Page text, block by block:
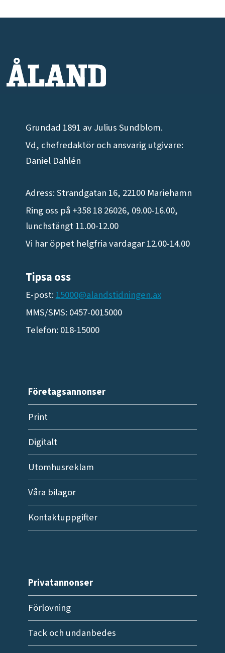
Grundad 1891 av Julius Sundblom.
Vd, chefredaktör och ansvarig utgivare:
Daniel Dahlén
Adress: Strandgatan 16, 22100 Mariehamn
Ring oss på +358 18 26026, 09.00-16.00,
lunchstängt 11.00-12.00
Vi har öppet helgfria vardagar 12.00-14.00
Tipsa oss
E-post:15000@alandstidningen.ax
MMS/SMS: 0457-0015000
Telefon: 018-15000
Företagsannonser
Print
Digitalt
Utomhusreklam
Våra bilagor
Kontaktuppgifter
Privatannonser
Förlovning
Tack och undanbedes